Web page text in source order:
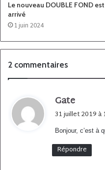
Le nouveau DOUBLE FOND est
arrivé
1 juin 2024
2 commentaires
Gate
i
:
31 juillet 2019 à
Bonjour, c’est à
Répondre